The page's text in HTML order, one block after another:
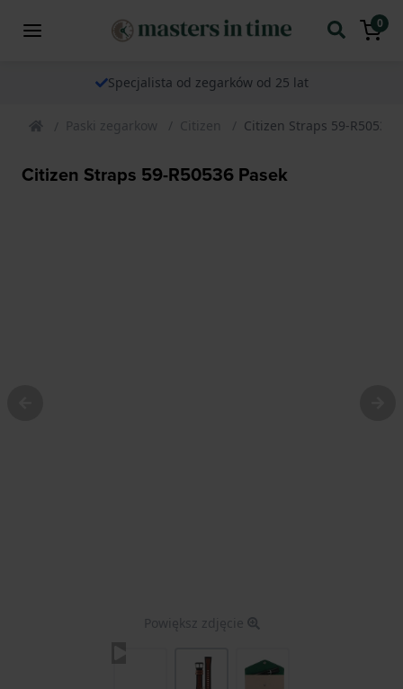
0
Specjalista od zegarków od 25 lat
Paski zegarkow Citizen Citizen Straps 59-R50536
Citizen Straps 59-R50536 Pasek
Powiększ zdjęcie